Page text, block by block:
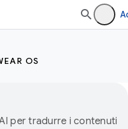
OS
per tradurre i contenuti